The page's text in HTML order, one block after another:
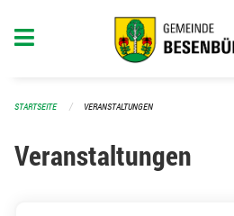
STARTSEITE VERANSTALTUNGEN
Veranstaltungen